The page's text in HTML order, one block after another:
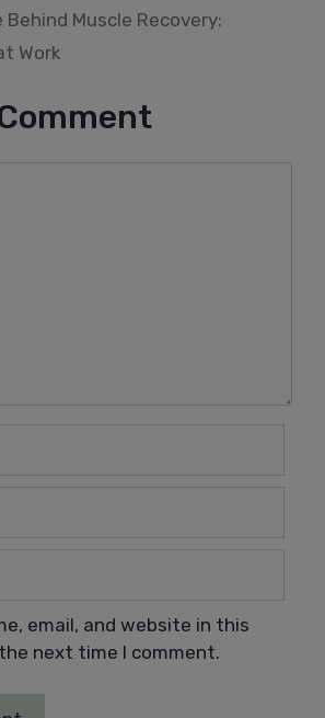
Behind Muscle Recovery:
Work
email, and website in this
next time I comment.